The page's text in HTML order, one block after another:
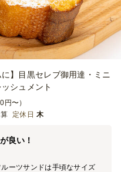
】目黒セレブ御用達・ミニ
シュメント
〜）
定休日 木
良い！
ーツサンドは手頃なサイズ